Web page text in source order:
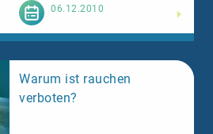
06.12.2010
Warum ist rauchen
verboten?